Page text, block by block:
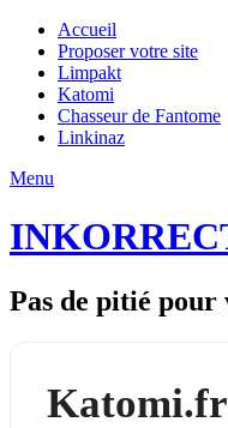
Accueil
Proposer votre site
Limpakt
Katomi
Chasseur de Fantome
Linkinaz
Menu
Pas de pitié pour